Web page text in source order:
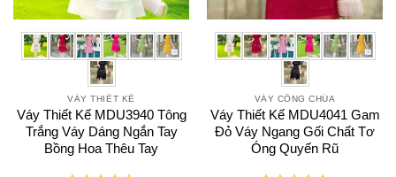
VÁY THIẾT KẾ
Váy Thiết Kế MDU3940 Tông
Trắng Váy Dáng Ngắn Tay
Bồng Hoa Thêu Tay
VÁY CÔNG CHÚA
Váy Thiết Kế MDU4041 Gam
Đỏ Váy Ngang Gối Chất Tơ
Óng Quyến Rũ